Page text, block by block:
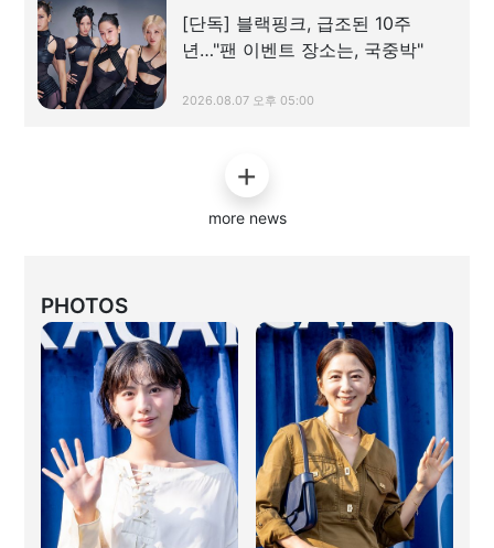
[단독] 블랙핑크, 급조된 10주
년…"팬 이벤트 장소는, 국중박"
2026.08.07 오후 05:00
more news
PHOTOS